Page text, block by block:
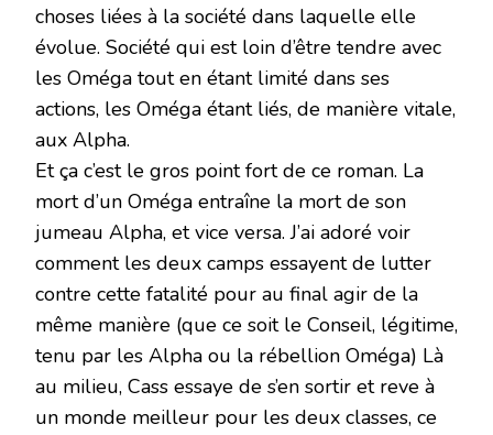
choses liées à la société dans laquelle elle
évolue. Société qui est loin d’être tendre avec
les Oméga tout en étant limité dans ses
actions, les Oméga étant liés, de manière vitale,
aux Alpha.
Et ça c’est le gros point fort de ce roman. La
mort d’un Oméga entraîne la mort de son
jumeau Alpha, et vice versa. J’ai adoré voir
comment les deux camps essayent de lutter
contre cette fatalité pour au final agir de la
même manière (que ce soit le Conseil, légitime,
tenu par les Alpha ou la rébellion Oméga) Là
au milieu, Cass essaye de s’en sortir et reve à
un monde meilleur pour les deux classes, ce